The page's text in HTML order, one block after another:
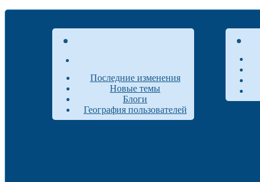
Последние изменения
Новые темы
Блоги
География пользователей